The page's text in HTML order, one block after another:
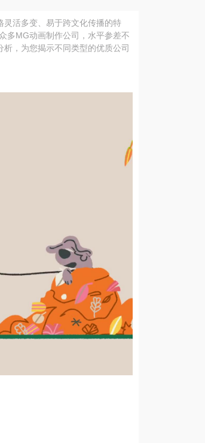
灵活多变、易于跨文化传播的特
多MG动画制作公司，水平参差不
，为您揭示不同类型的优质公司